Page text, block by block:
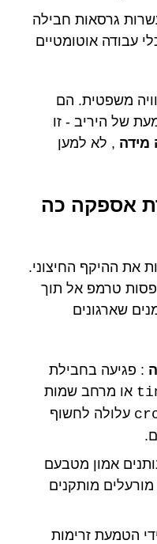
גרסאות חבילה
עבודה אוטומטיים
משפטית. הם
של היריב - זו
מידה , לא למען
אספקה כה
את ההיקף החיצוני.
טרמפ אל תוך
שארגונים
: פגיעה בחבילת
או מרחב שמות
עלולה לחשוף
אמון מטבעם
מותקנים
הטמעת זרימות